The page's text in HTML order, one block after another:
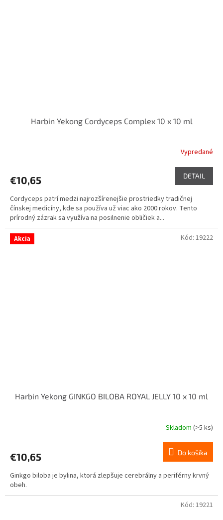
Harbin Yekong Cordyceps Complex 10 x 10 ml
Vypredané
€10,65 DETAIL
Cordyceps patrí medzi najrozšírenejšie prostriedky tradičnej
čínskej medicíny, kde sa používa už viac ako 2000 rokov. Tento
prírodný zázrak sa využíva na posilnenie obličiek a...
Akcia
Harbin Yekong GINKGO BILOBA ROYAL JELLY 10 x 10 ml
Skladom (>5 ks)
€10,65 Do košíka
Ginkgo biloba je bylina, ktorá zlepšuje cerebrálny a periférny krvný
obeh.
Kód: 19222
Kód: 19221